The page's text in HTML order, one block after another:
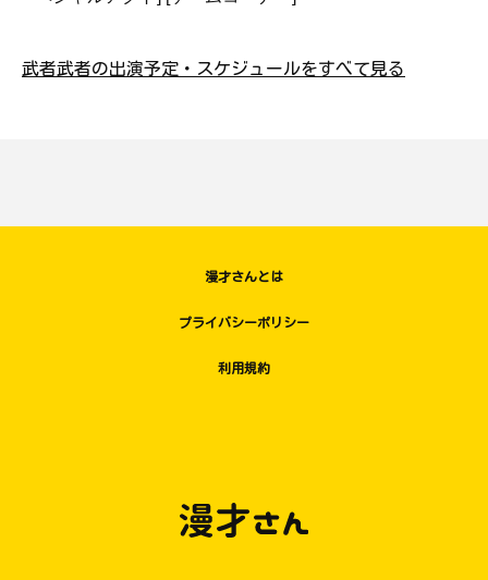
武者武者の出演予定・スケジュールをすべて見る
漫才さんとは
プライバシーポリシー
利用規約